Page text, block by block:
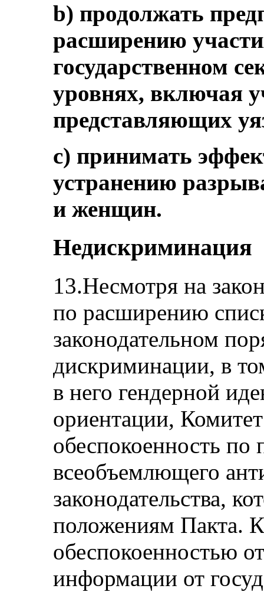
b) продолжать
расширению
государственном
уровнях, включая
представляющих
c) принимать
устранению
и женщин.
Недискриминация
13.Несмотря на
по расширению
законодательном
дискриминации, в
в него гендерной
ориентации,
обеспокоенность по
всеобъемлющего
законодательства,
положениям Пакта.
обеспокоенностью
информации от